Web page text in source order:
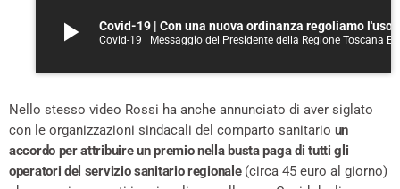
play_arrow
Nello stesso video Rossi ha anche annunciato di aver siglato
con le organizzazioni sindacali del comparto sanitario un
accordo per attribuire un premio nella busta paga di tutti gli
operatori del servizio sanitario regionale(circa 45 euro al giorno)